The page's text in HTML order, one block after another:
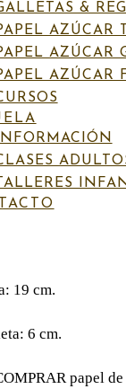
&
AZÚCAR
AZÚCAR
AZÚCAR
INFORMACIÓN
TALLERES
Adultos,Infantil,
Celebraciones
con gafas
incluído
19 cm.
6 cm.
papel de